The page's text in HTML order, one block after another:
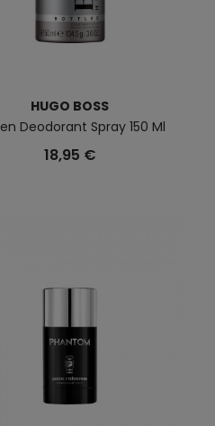
HUGO BOSS
Deodorant Spray 150 Ml
18,95 €